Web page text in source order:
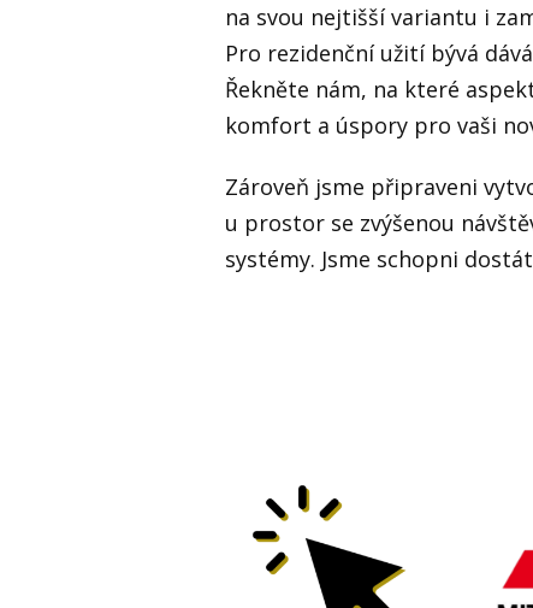
na svou nejtišší variantu i
Pro rezidenční užití bývá
Řekněte nám, na které
komfort a úspory pro vaši
Zároveň jsme připraveni
u prostor se zvýšenou
systémy. Jsme schopni